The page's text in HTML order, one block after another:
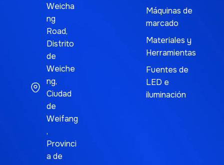
Weicha
ng
Road,
Distrito
de
Weiche
ng,
Ciudad
de
Weifang
,
Provinci
a de
Máquinas de
marcado
Materiales y
Herramientas
Fuentes de
LED e
iluminación